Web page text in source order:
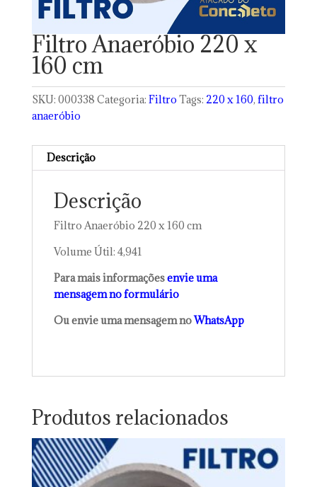
Filtro Anaeróbio 220 x
160 cm
SKU: 000338 Categoria: Filtro Tags: 220 x 160, filtro
anaeróbio
Descrição
Descrição
Filtro Anaeróbio 220 x 160 cm
Volume Útil: 4,941
Para mais informaçõesenvie uma
mensagem no formulário
Ou envie uma mensagem noWhatsApp
Produtos relacionados